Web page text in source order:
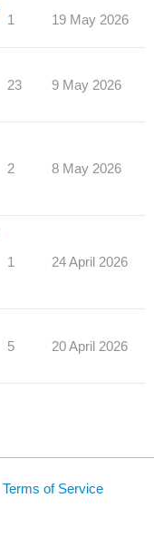
1 19 May 2026
23 9 May 2026
2 8 May 2026
1 24 April 2026
5 20 April 2026
Terms of Service